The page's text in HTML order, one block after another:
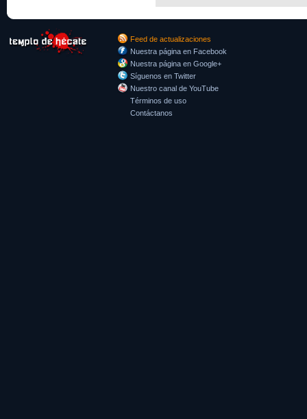
Feed de actualizaciones
Nuestra página en Facebook
Nuestra página en Google+
Síguenos en Twitter
Nuestro canal de YouTube
Términos de uso
Contáctanos